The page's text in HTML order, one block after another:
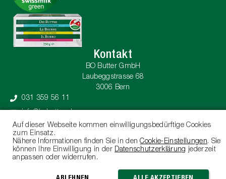
Kontakt
BO Butter GmbH
Laubeggstrasse 68
3006 Bern
031 359 56 11
info@bobutter.ch